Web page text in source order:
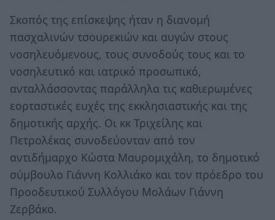
Σκοπός της επίσκεψης ήταν η διανομή
πασχαλινών τσουρεκιών και αυγών στους
νοσηλευόμενους, τους συνοδούς τους και το
νοσηλευτικό και ιατρικό προσωπικό,
ανταλλάσσοντας παράλληλα τις καθιερωμένες
εορταστικές ευχές της εκκλησιαστικής και της
δημοτικής αρχής. Οι κκ Τριχείλης και
Πετρολέκας συνοδεύονταν από τον
αντιδήμαρχο Κώστα Μαυρομιχάλη, το δημοτικό
σύμβουλο Γιάννη Κολλιάκο και τον πρόεδρο του
Προοδευτικού Συλλόγου Μολάων Γιάννη
Ζερβάκο.